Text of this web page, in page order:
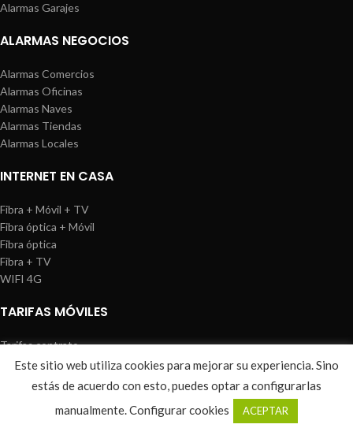
Alarmas Garajes
ALARMAS NEGOCIOS
Alarmas Comercios
Alarmas Oficinas
Alarmas Naves
Alarmas Tiendas
Alarmas Locales
INTERNET EN CASA
Fibra + Móvil + TV
Fibra óptica + Móvil
Fibra óptica
Fibra + TV
WIFI 4G
TARIFAS MÓVILES
Tarifas contrato
Tarifas prepago
WIREDOSAFE Aviso Legal Política de Cookies |Sitemap
Este sitio web utiliza cookies para mejorar su experiencia. Sino
estás de acuerdo con esto, puedes optar a configurarlas
manualmente.Configurar cookies ACEPTAR